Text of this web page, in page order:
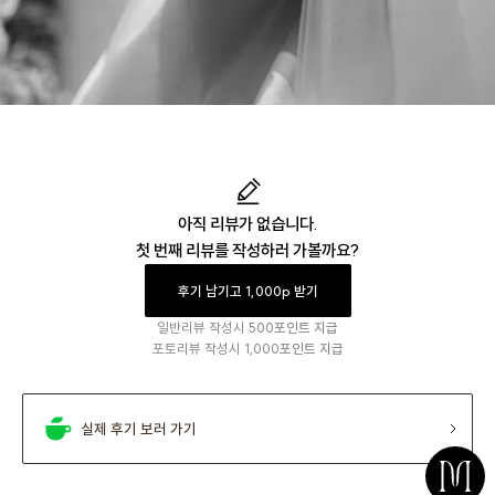
아직 리뷰가 없습니다.
첫 번째 리뷰를 작성하러 가볼까요?
후기 남기고 1,000p 받기
일반리뷰 작성시 500포인트 지급
포토리뷰 작성시 1,000포인트 지급
실제 후기 보러 가기